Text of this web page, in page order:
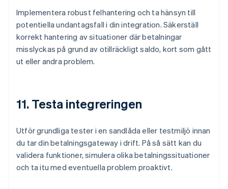
Implementera robust felhantering och ta hänsyn till
potentiella undantagsfall i din integration. Säkerställ
korrekt hantering av situationer där betalningar
misslyckas på grund av otillräckligt saldo, kort som gått
ut eller andra problem.
11. Testa integreringen
Utför grundliga tester i en sandlåda eller testmiljö innan
du tar din betalningsgateway i drift. På så sätt kan du
validera funktioner, simulera olika betalningssituationer
och ta itu med eventuella problem proaktivt.